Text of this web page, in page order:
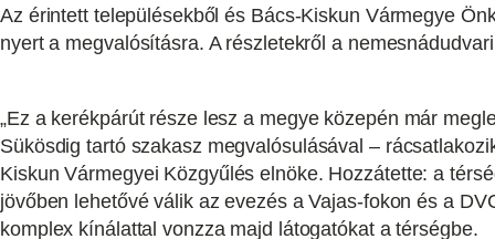
Az érintett településekből és Bács-Kiskun Vármegye
nyert a megvalósításra. A részletekről a
„Ez a kerékpárút része lesz a megye közepén már
Sükösdig tartó szakasz megvalósulásával –
Kiskun Vármegyei Közgyűlés elnöke. Hozzátette: a
jövőben lehetővé válik az evezés a Vajas-fokon és a
komplex kínálattal vonzza majd látogatókat a térségbe.